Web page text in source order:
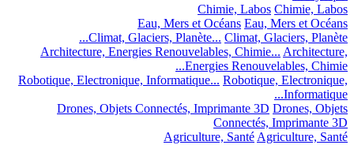
Chimie, Labos Chimie, Labos
Eau, Mers et Océans Eau, Mers et Océans
Climat, Glaciers, Planète... Climat, Glaciers, Planète...
Architecture, Energies Renouvelables, Chimie... Architecture,
Energies Renouvelables, Chimie...
Robotique, Electronique, Informatique... Robotique, Electronique,
Informatique...
Drones, Objets Connectés, Imprimante 3D Drones, Objets
Connectés, Imprimante 3D
Agriculture, SantéAgriculture, Santé